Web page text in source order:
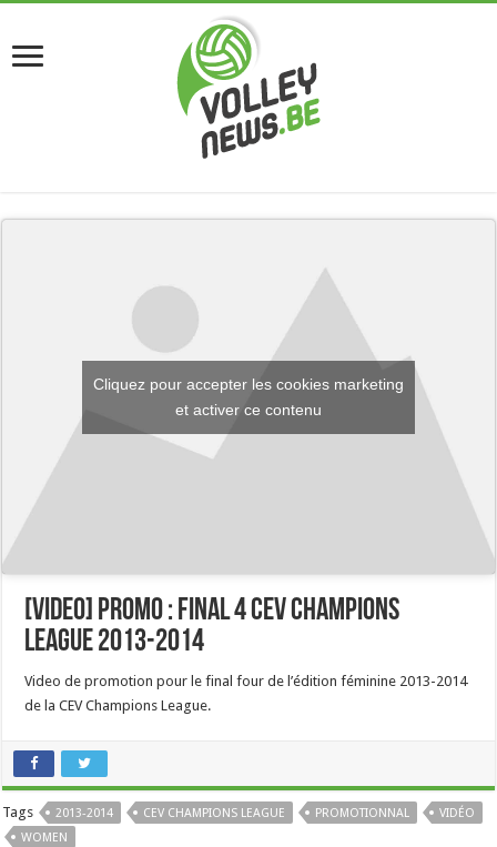
Cliquez pour accepter les cookies marketing
et activer ce contenu
[Video] Promo : Final 4 CEV Champions
League 2013-2014
Video de promotion pour le final four de l’édition féminine 2013-2014
de la CEV Champions League.
Tags 2013-2014 CEV CHAMPIONS LEAGUE PROMOTIONNAL
VIDÉO
WOMEN